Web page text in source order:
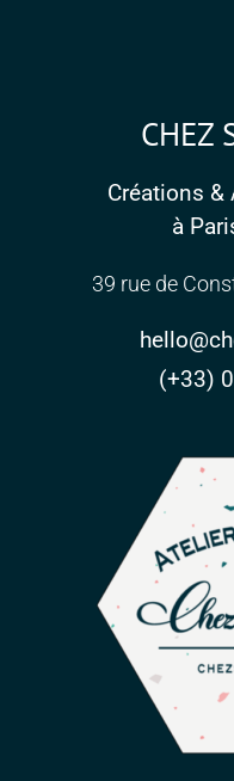
CHEZ
Créations &
à
39 rue de
(+33)